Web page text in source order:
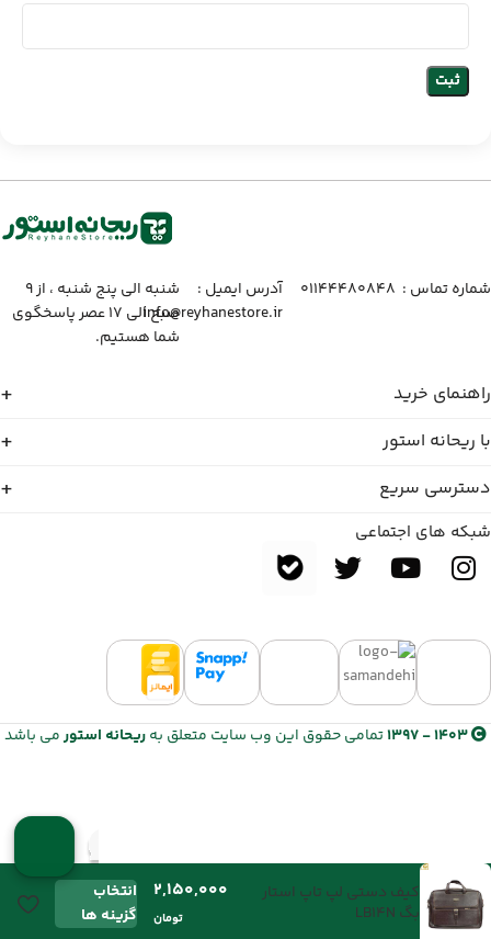
شماره تماس :‌ ۰۱۱۴۴۴۸۰۸۴۸
آدرس ایمیل :‌
info@reyhanestore.ir
شنبه الی پنج شنبه ، از ۹
صبح الی ۱۷ عصر پاسخگوی
شما هستیم.
راهنمای خرید
با ریحانه استور
دسترسی سریع
شبکه های اجتماعی
1403 - 1397 تمامی حقوق این وب سایت متعلق بهریحانه استورمی باشد
کیف دستی لپ تاپ استار
بگ LB14N
تومان
انتخاب
گزینه ها